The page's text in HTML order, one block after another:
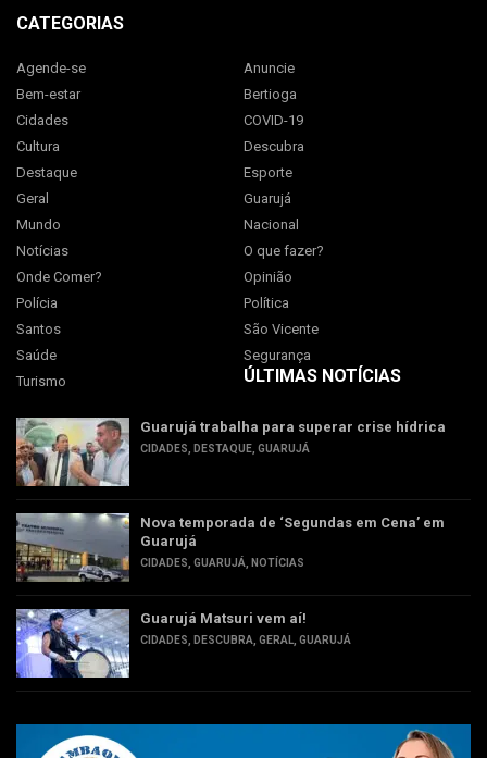
CATEGORIAS
Agende-se
Anuncie
Bem-estar
Bertioga
Cidades
COVID-19
Cultura
Descubra
Destaque
Esporte
Geral
Guarujá
Mundo
Nacional
Notícias
O que fazer?
Onde Comer?
Opinião
Polícia
Política
Santos
São Vicente
Saúde
Segurança
Turismo
ÚLTIMAS NOTÍCIAS
Guarujá trabalha para superar crise hídrica
CIDADES DESTAQUE GUARUJÁ
Nova temporada de ‘Segundas em Cena’ em
Guarujá
CIDADES GUARUJÁ NOTÍCIAS
Guarujá Matsuri vem aí!
CIDADES DESCUBRA GERAL GUARUJÁ